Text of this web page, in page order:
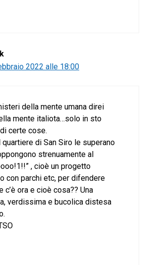
2022 alle 18:00
della mente umana direi
mente italiota…solo in sto
certe cose.
di San Siro le superano
strenuamente al
, cioè un progetto
con parchi etc, per difendere
c’è ora e cioè cosa?? Una
verdissima e bucolica distesa